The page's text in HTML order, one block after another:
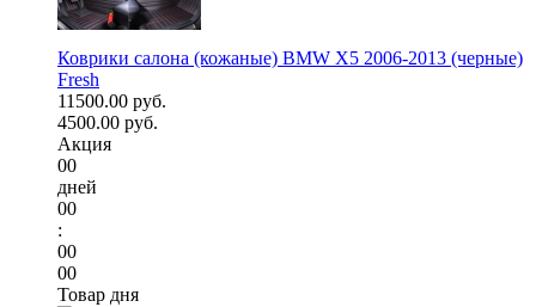
Коврики салона (кожаные) BMW X5 2006-2013 (черные)
Fresh
11500.00 руб.
4500.00 руб.
Акция
00
дней
00
:
00
00
Товар дня